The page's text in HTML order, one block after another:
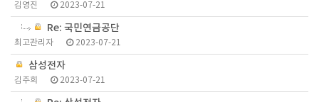
김영진 2023-07-21
Re: 국민연금공단
최고관리자 2023-07-21
삼성전자
김주희 2023-07-21